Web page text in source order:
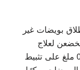
بويضات غير
لعلاج
العقم. تعمل حقنة سيتروريليكس 0.25 ملغ على تثبيط